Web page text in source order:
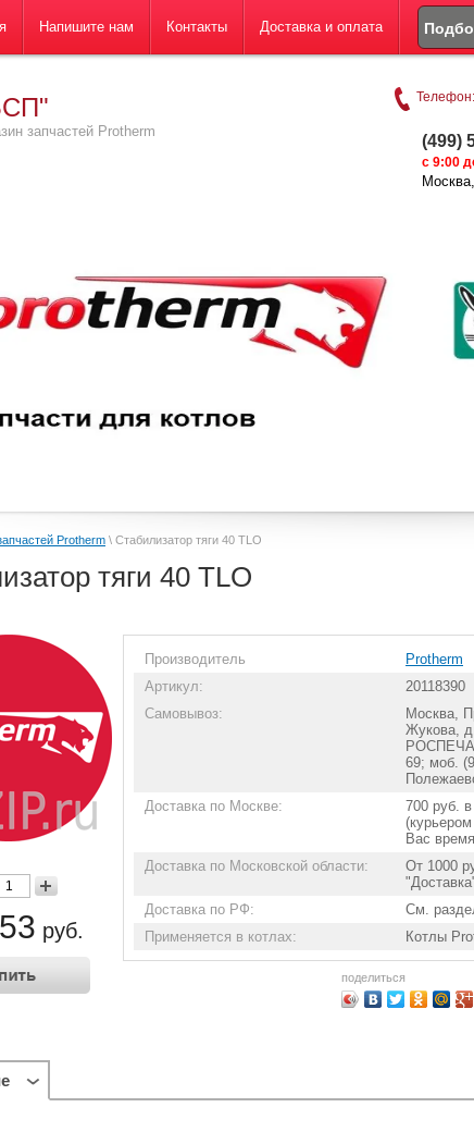
запчастей Protherm
Телефон:
(499)
с 9:00
Напишите нам Контакты Доставка и оплата
Protherm \ Стабилизатор тяги 40 TLO
тяги 40 TLO
руб.
Производитель
Protherm
Артикул:
20118390
Самовывоз:
Москва,
Жукова,
69; моб.
Доставка по Москве:
700 руб.
Вас
Доставка по Московской области:
От 1000
Доставка по РФ:
См.
Применяется в котлах:
Котлы
поделиться